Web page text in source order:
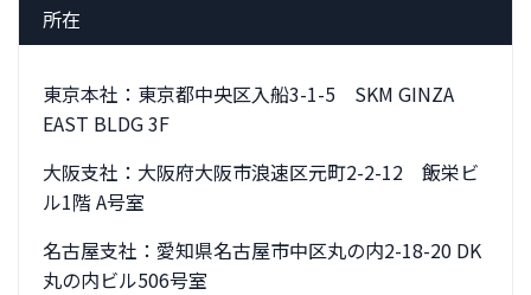
所在
東京本社：東京都中央区入船3-1-5 SKM GINZA
EAST BLDG 3F
大阪支社：大阪府大阪市浪速区元町2-2-12 飯栄ビ
ル1階 A号室
名古屋支社：愛知県名古屋市中区丸の内2-18-20 DK
丸の内ビル506号室